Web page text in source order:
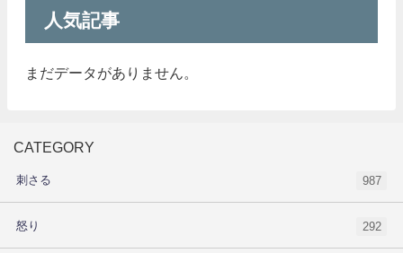
人気記事
まだデータがありません。
CATEGORY
刺さる 987
怒り 292